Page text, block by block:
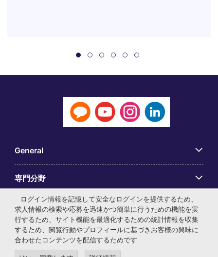
General
専門分野
アプリ
Employer Centre
ログイン情報を記憶して安全なログインを提供するため、
求人情報の検索や応募を迅速かつ簡単に行うための機能を実
行するため、サイト機能を最適化するための統計情報を収集
するため、閲覧行動やプロフィールに基づきお客様の興味に
合わせたコンテンツを配信するためです